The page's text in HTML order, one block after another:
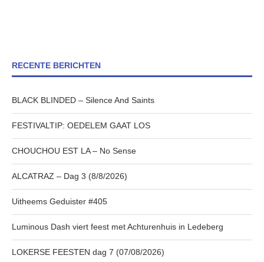
RECENTE BERICHTEN
BLACK BLINDED – Silence And Saints
FESTIVALTIP: OEDELEM GAAT LOS
CHOUCHOU EST LA – No Sense
ALCATRAZ – Dag 3 (8/8/2026)
Uitheems Geduister #405
Luminous Dash viert feest met Achturenhuis in Ledeberg
LOKERSE FEESTEN dag 7 (07/08/2026)